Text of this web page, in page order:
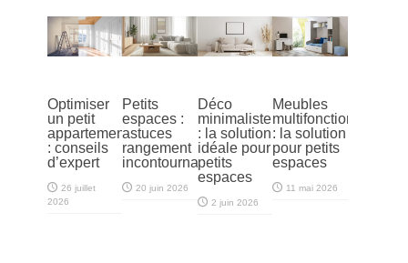
Optimiser
un petit
appartement
: conseils
d’expert
26 juillet
2026
Petits
espaces :
astuces
rangement
incontournables
20 juin 2026
Déco
minimaliste
: la solution
idéale pour
petits
espaces
2 juin 2026
Meubles
multifonctions
: la solution
pour petits
espaces
11 mai 2026